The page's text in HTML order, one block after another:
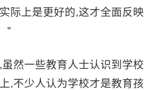
际上是更好的,这才全面反映
”
一些教育人士认识到学校
,不少人认为学校才是教育孩